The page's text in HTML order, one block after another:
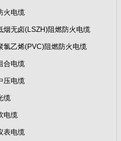
火电缆
烟无卤(LSZH)阻燃防火电缆
氯乙烯(PVC)阻燃防火电缆
合电缆
压电缆
缆
电缆
表电缆